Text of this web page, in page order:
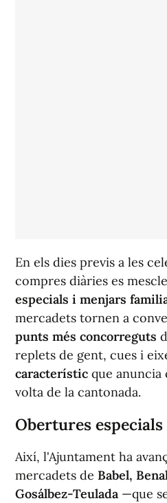
En els dies previs a les
compres diàries es
especials i menjars
mercadets tornen a
punts més concorreguts
replets de gent, cues i
característic que anuncia
volta de la cantonada.
Obertures especials
Així, l'Ajuntament ha
mercadets de Babel,
Gosálbez-Teulada —que